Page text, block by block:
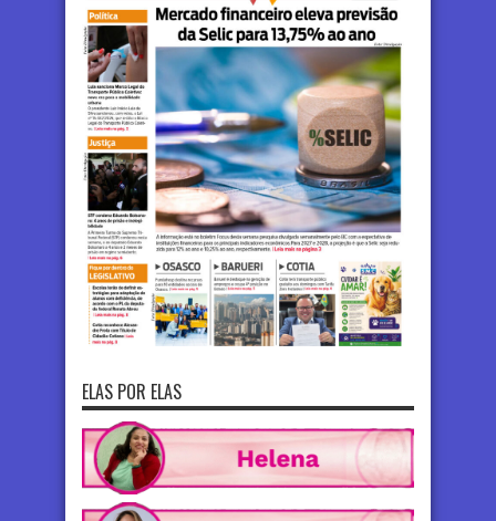
ELAS POR ELAS